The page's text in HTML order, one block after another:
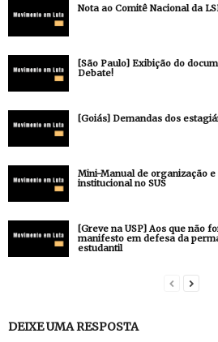
Nota ao Comitê Nacional da
[São Paulo] Exibição do
Debate!
[Goiás] Demandas dos
Mini-Manual de organização
institucional no SUS
[Greve na USP] Aos que não
manifesto em defesa da
estudantil
DEIXE UMA RESPOSTA